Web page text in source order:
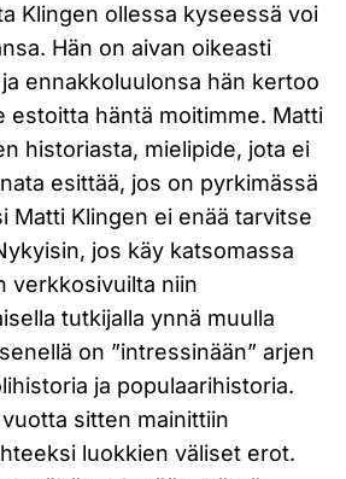
Klingen ollessa kyseessä voi
Hän on aivan oikeasti
ennakkoluulonsa hän kertoo
estoitta häntä moitimme. Matti
historiasta, mielipide, jota ei
esittää, jos on pyrkimässä
Matti Klingen ei enää tarvitse
jos käy katsomassa
verkkosivuilta niin
tutkijalla ynnä muulla
on ”intressinään” arjen
ja populaarihistoria.
sitten mainittiin
luokkien väliset erot.